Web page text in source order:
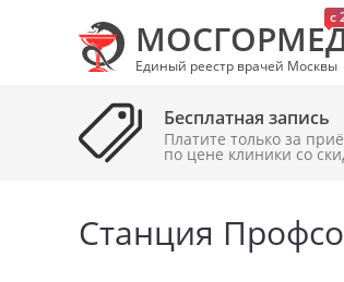
c
Единый реестр врачей Москвы
Бесплатная запись
Платите только за
по цене клиники cо
Станция